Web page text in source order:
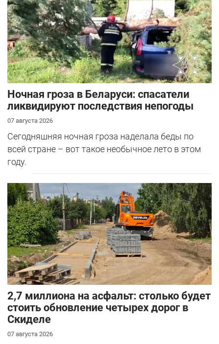
Ночная гроза в Беларуси: спасатели
ликвидируют последствия непогоды
07 августа 2026
Сегодняшняя ночная гроза наделала беды по
всей стране – вот такое необычное лето в этом
году.
2,7 миллиона на асфальт: столько будет
стоить обновление четырех дорог в
Скиделе
07 августа 2026